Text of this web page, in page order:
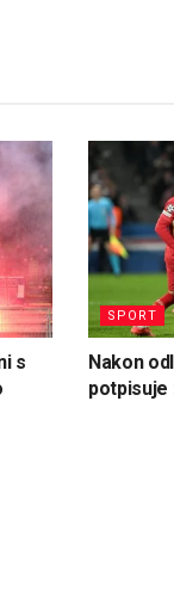
s
SPORT
Nakon
potpisuje